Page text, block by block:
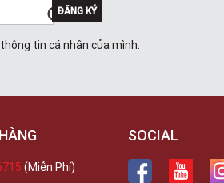
ĐĂNG KÝ
tin cá nhân của mình.
(Miễn Phí)
SOCIAL